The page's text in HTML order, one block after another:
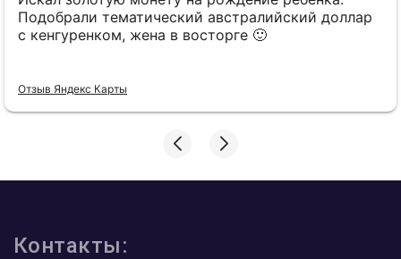
Подобрали тематический австралийский доллар
с кенгуренком, жена в восторге 🙂
Отзыв Яндекс Карты
Контакты: